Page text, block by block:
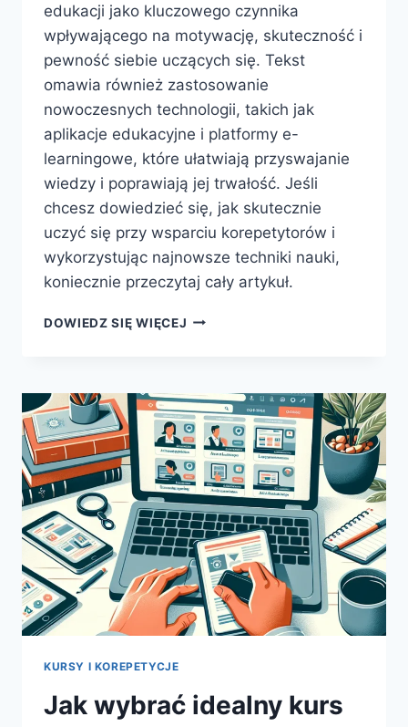
edukacji jako kluczowego czynnika
wpływającego na motywację, skuteczność i
pewność siebie uczących się. Tekst
omawia również zastosowanie
nowoczesnych technologii, takich jak
aplikacje edukacyjne i platformy e-
learningowe, które ułatwiają przyswajanie
wiedzy i poprawiają jej trwałość. Jeśli
chcesz dowiedzieć się, jak skutecznie
uczyć się przy wsparciu korepetytorów i
wykorzystując najnowsze techniki nauki,
koniecznie przeczytaj cały artykuł.
DOWIEDZ SIĘ WIĘCEJ SKUTECZNE
KURSOM
I
KOREPETYCJOM
KURSY I KOREPETYCJE
Jak wybrać idealny kurs